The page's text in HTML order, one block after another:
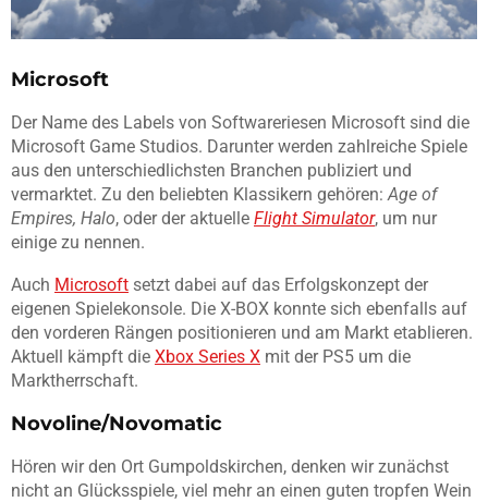
Microsoft
Der Name des Labels von Softwareriesen Microsoft sind die
Microsoft Game Studios. Darunter werden zahlreiche Spiele
aus den unterschiedlichsten Branchen publiziert und
vermarktet. Zu den beliebten Klassikern gehören:Age of
Empires, Halo, oder der aktuelle Flight Simulator, um nur
einige zu nennen.
Auch Microsoft setzt dabei auf das Erfolgskonzept der
eigenen Spielekonsole. Die X-BOX konnte sich ebenfalls auf
den vorderen Rängen positionieren und am Markt etablieren.
Aktuell kämpft die Xbox Series X mit der PS5 um die
Marktherrschaft.
Novoline/Novomatic
Hören wir den Ort Gumpoldskirchen, denken wir zunächst
nicht an Glücksspiele, viel mehr an einen guten tropfen Wein